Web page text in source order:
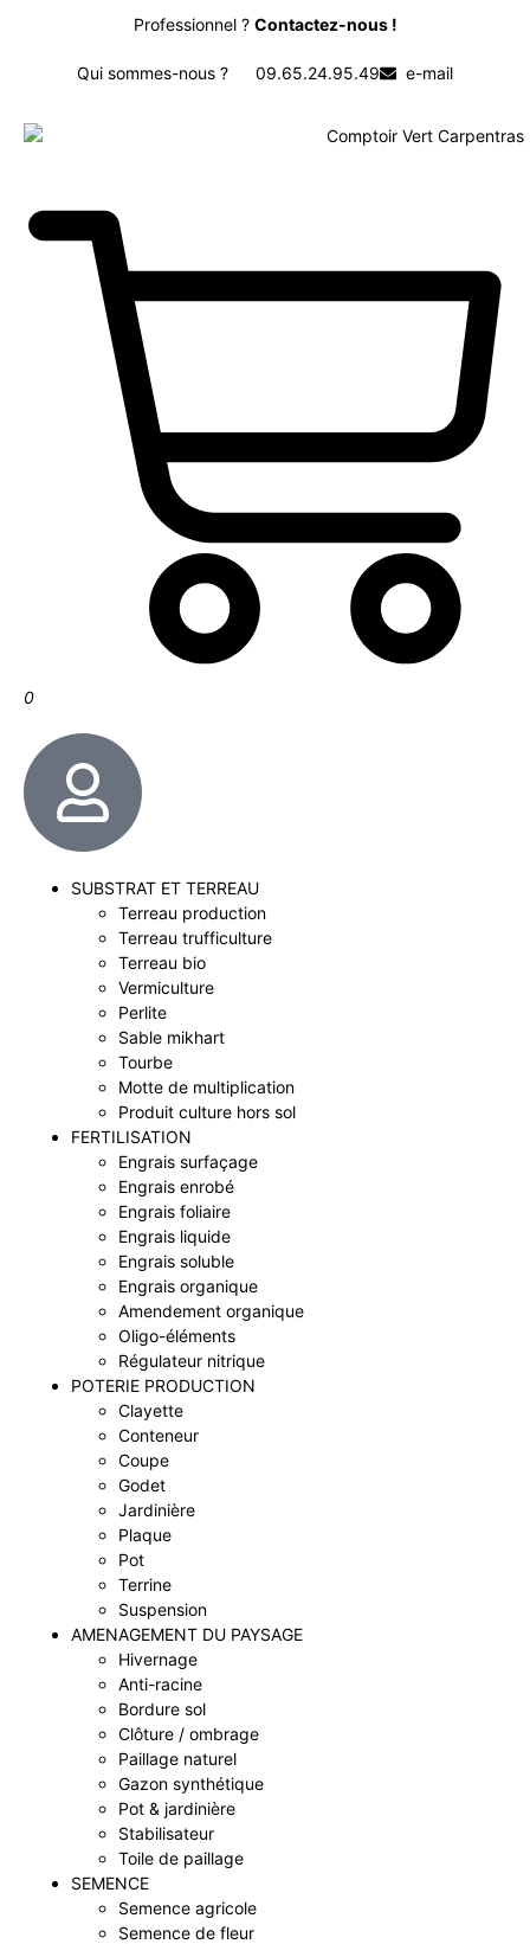
Professionnel ? Contactez-nous !
Qui sommes-nous ? 09.65.24.95.49 e-mail
0
SUBSTRAT ET TERREAU
Terreau production
Terreau trufficulture
Terreau bio
Vermiculture
Perlite
Sable mikhart
Tourbe
Motte de multiplication
Produit culture hors sol
FERTILISATION
Engrais surfaçage
Engrais enrobé
Engrais foliaire
Engrais liquide
Engrais soluble
Engrais organique
Amendement organique
Oligo-éléments
Régulateur nitrique
POTERIE PRODUCTION
Clayette
Conteneur
Coupe
Godet
Jardinière
Plaque
Pot
Terrine
Suspension
AMENAGEMENT DU PAYSAGE
Hivernage
Anti-racine
Bordure sol
Clôture / ombrage
Paillage naturel
Gazon synthétique
Pot & jardinière
Stabilisateur
Toile de paillage
SEMENCE
Semence agricole
Semence de fleur